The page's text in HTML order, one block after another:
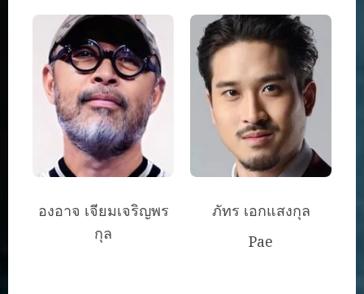
องอาจ เจียมเจริญพร
กุล
ภัทร เอกแสงกุล
Pae